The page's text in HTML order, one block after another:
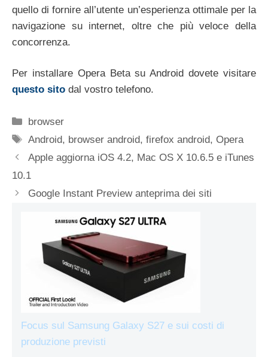
quello di fornire all’utente un’esperienza ottimale per la
navigazione su internet, oltre che più veloce della
concorrenza.
Per installare Opera Beta su Android dovete visitare
questo sito dal vostro telefono.
Categorie
browser
Tag
Android, browser android,firefox android,Opera
Apple aggiorna iOS 4.2, Mac OS X 10.6.5 e iTunes
10.1
Google Instant Preview anteprima dei siti
Focus sul Samsung Galaxy S27 e sui costi di
produzione previsti